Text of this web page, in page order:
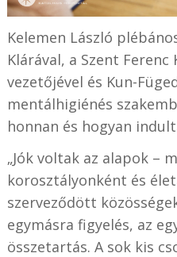
Kelemen László
Klárával, a Szent
vezetőjével és Kun-
mentálhigiénés
honnan és hogyan
„Jók voltak az alapok –
korosztályonként és
szerveződött
egymásra figyelés, az
összetartás. A sok kis